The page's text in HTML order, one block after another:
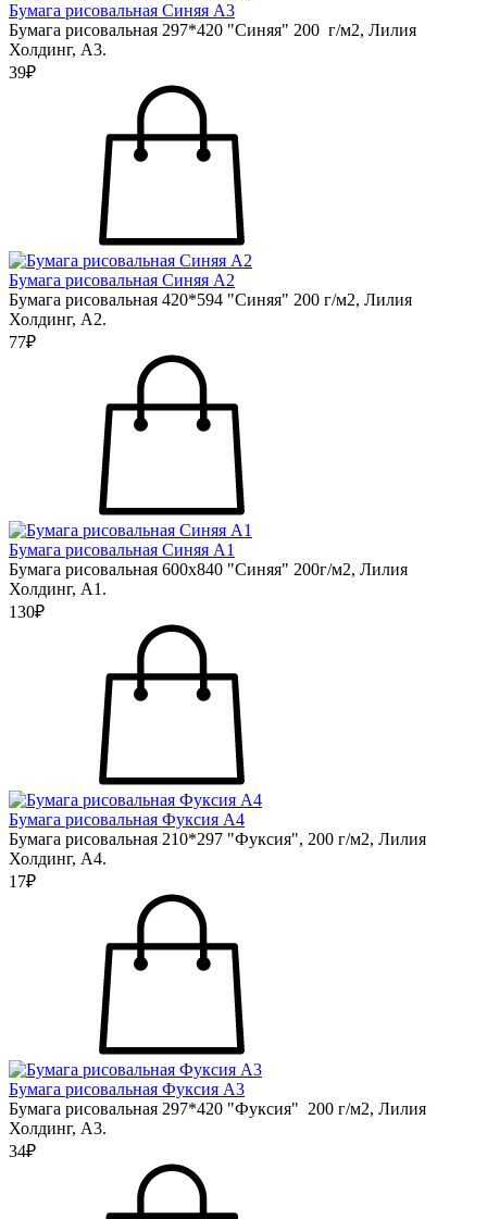
Бумага рисовальная Синяя А3
Бумага рисовальная 297*420 "Синяя" 200 г/м2, Лилия
Холдинг, А3.
39₽
Бумага рисовальная Синяя А2
Бумага рисовальная 420*594 "Синяя" 200 г/м2, Лилия
Холдинг, А2.
77₽
Бумага рисовальная Синяя А1
Бумага рисовальная 600х840 "Синяя" 200г/м2, Лилия
Холдинг, А1.
130₽
Бумага рисовальная Фуксия А4
Бумага рисовальная 210*297 "Фуксия", 200 г/м2, Лилия
Холдинг, А4.
17₽
Бумага рисовальная Фуксия А3
Бумага рисовальная 297*420 "Фуксия" 200 г/м2, Лилия
Холдинг, А3.
34₽